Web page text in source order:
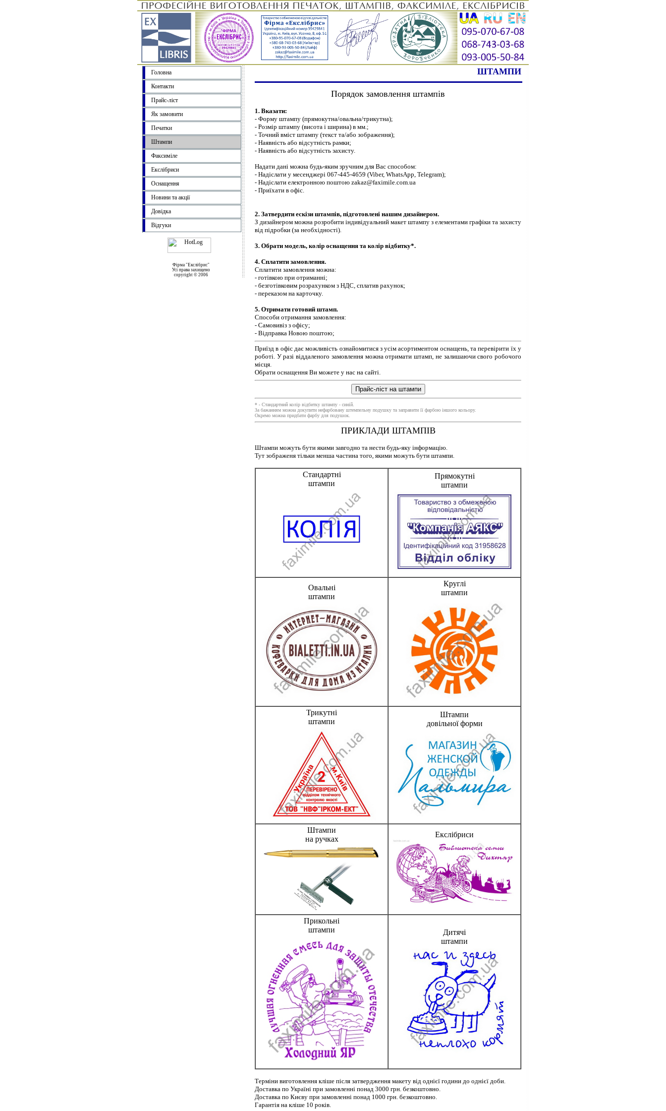
Головна
Контакти
Прайс-ліст
Як замовити
Печатки
Штампи
Факсиміле
Екслібриси
Оснащення
Новини та акції
Довідка
Відгуки
Фірма "Екслібрис"
Усі права захищено
copyright © 2006
ШТАМПИ
Порядок замовлення штампів
1. Вказати:
- Форму штампу (прямокутна/овальна/трикутна);
- Розмір штампу (висота і ширина) в мм.;
- Точний вміст штампу (текст та/або зображення);
- Наявність або відсутність рамки;
- Наявність або відсутність захисту.
Надати дані можна будь-яким зручним для Вас способом:
- Надіслати у месенджері 067-445-4659 (Viber, WhatsApp, Telegram);
- Надіслати електронною поштою zakaz@faximile.com.ua
- Приїхати в офіс.
2. Затвердити ескізи штампів, підготовлені нашим дизайнером.
З дизайнером можна розробити індивідуальний макет штампу з елементами графіки та захисту
від підробки (за необхідності).
3. Обрати модель, колір оснащення та колір відбитку*.
4. Сплатити замовлення.
Сплатити замовлення можна:
- готівкою при отриманні;
- безготівковим розрахунком з НДС, сплатив рахунок;
- переказом на карточку.
5. Отримати готовий штамп.
Способи отримання замовлення:
- Самовивіз з офісу;
- Відправка Новою поштою;
Приїзд в офіс дає можливість ознайомитися з усім асортиментом оснащень, та перевірити їх у
роботі. У разі віддаленого замовлення можна отримати штамп, не залишаючи свого робочого
місця.
Обрати оснащення Ви можете у нас на сайті.
* - Стандартний колір відбитку штампу - синій.
За бажанням можна докупити нефарбовану штемпельну подушку та заправити її фарбою іншого кольору.
Окремо можна придбати фарбу для подушок.
ПРИКЛАДИ ШТАМПІВ
Штампи можуть бути якими завгодно та нести будь-яку інформацію.
Тут зображеня тільки менша частина того, якими можуть бути штампи.
Стандартні
штампи
Прямокутні
штампи
Овальні
штампи
Круглі
штампи
Трикутні
штампи
Штампи
довільної форми
Штампи
на ручках
Екслібриси
Прикольні
штампи
Дитячі
штампи
Терміни виготовлення кліше після затвердження макету від однієї години до однієї доби.
Доставка по Україні при замовленні понад 3000 грн. безкоштовно.
Доставка по Києву при замовленні понад 1000 грн. безкоштовно.
Гарантія на кліше 10 років.